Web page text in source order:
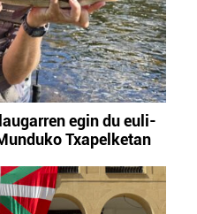
egin du euli-
Txapelketan